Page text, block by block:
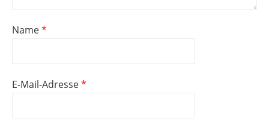
Name*
E-Mail-Adresse*